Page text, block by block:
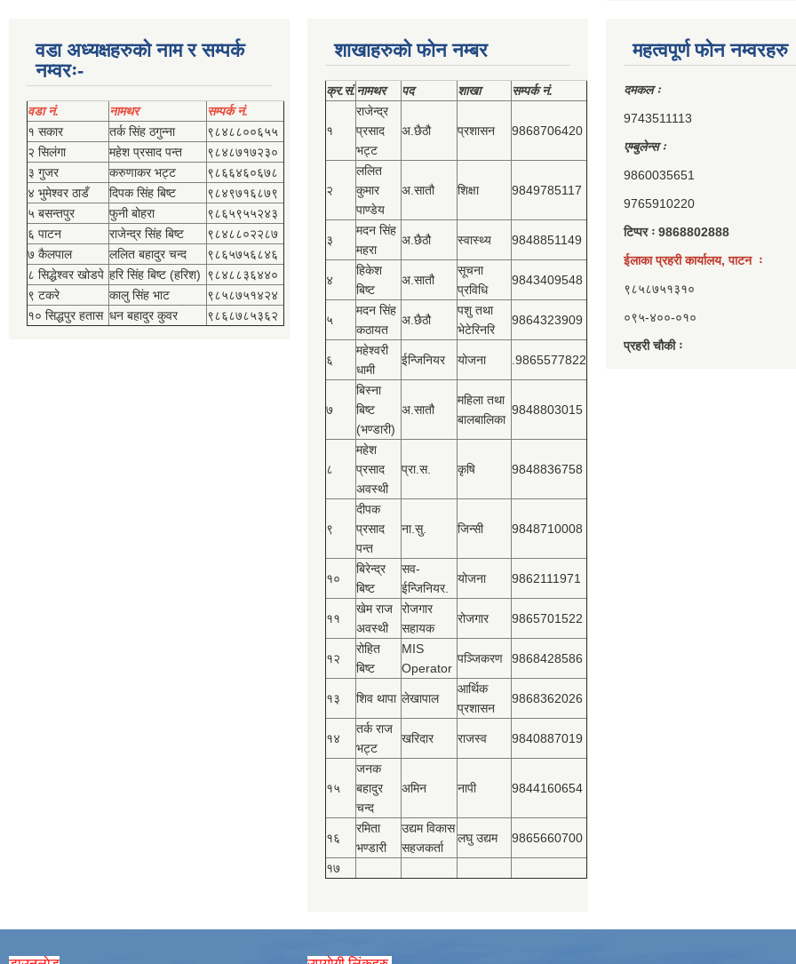
वडा अध्यक्षहरुको नाम र सम्पर्क
नम्वरः-
वडा नं. नामथर
सम्पर्क नं.
१ सकार
तर्क सिंह ठगुन्‍ना
९८४८८००६५५
२ सिलंगा
महेश प्रसाद पन्त
९८४८७१७२३०
३ गुजर
करुणाकर भट्ट
९८६६४६०६७८
४ भुमेश्‍वर ठाडँ
दिपक सिंह बिष्‍ट
९८४९७१६८७९
५ बसन्तपुर
फुनी बोहरा
९८६५९५५२४३
६ पाटन
राजेन्द्र सिंह बिष्‍ट
९८४८८०२२८७
७ कैलपाल
ललित बहादुर चन्द
९८६५७५६८४६
८ सिद्धेश्‍वर खोडपे हरि सिंह बिष्‍ट (हरिश) ९८४८८३६४४०
९ टकरे
कालु सिंह भाट
९८५८७५१४२४
१० सिद्धपुर हतास धन बहादुर कुवर ९८६८७८५३६२
शाखाहरुको फोन नम्बर
क्र.सं.नामथर पद शाखा सम्‍पर्क नं.
१
राजेन्द्र
प्रसाद
भट्ट
अ.छैठौ प्रशासन 9868706420
२
ललित
कुमार
पाण्डेय
अ.सातौ शिक्षा 9849785117
३
मदन सिंह
महरा
अ.छैठौ स्वास्थ्य 9848851149
४
हिकेश
बिष्‍ट
अ.सातौ
सूचना
प्रविधि
9843409548
५
मदन सिंह
कठायत
अ.छैठौ
पशु तथा
भेटेरिनरि
9864323909
६
महेश्‍वरी
धामी
ईन्जिनियर योजना .9865577822
७
बिस्‍ना
बिष्‍ट
(भण्डारी)
अ.सातौ
महिला तथा
बालबालिका
9848803015
८
महेश
प्रसाद
अवस्थी
प्रा.स. कृषि 9848836758
९
दीपक
प्रसाद
पन्त
ना.सु. जिन्सी 9848710008
१०
बिरेन्द्र
बिष्‍ट
सव-
ईन्जिनियर.
योजना 9862111971
११
खेम राज
अवस्थी
रोजगार
सहायक
रोजगार 9865701522
१२
रोहित
बिष्‍ट
MIS
Operator
पञ्‍जिकरण 9868428586
१३ शिव थापा लेखापाल
आर्थिक
प्रशासन
9868362026
१४
तर्क राज
भट्ट
खरिदार राजस्‍व 9840887019
१५
जनक
बहादुर
चन्द
अमिन नापी 9844160654
१६
रमिता
भण्डारी
उद्यम विकास
सहजकर्ता
लघु उद्यम 9865660700
१७
महत्वपूर्ण फोन नम्वरहरु
दमकल ः
9743511113
एम्बुलेन्स ः
9860035651
9765910220
टिप्पर ः 9868802888
ईलाका प्रहरी कार्यालय, पाटन ः
९८५८७५१३१०
०९५-४००-०१०
प्रहरी चौकी ः